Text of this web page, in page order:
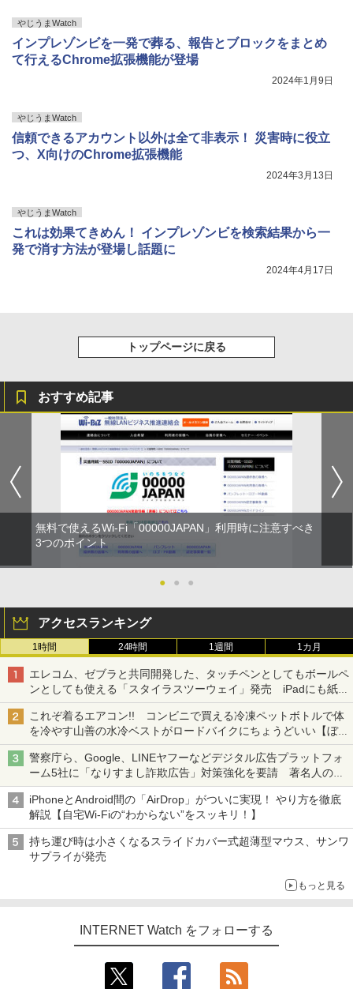
やじうまWatch
インプレゾンビを一発で葬る、報告とブロックをまとめ
て行えるChrome拡張機能が登場
2024年1月9日
やじうまWatch
信頼できるアカウント以外は全て非表示！ 災害時に役立
つ、X向けのChrome拡張機能
2024年3月13日
やじうまWatch
これは効果てきめん！ インプレゾンビを検索結果から一
発で消す方法が登場し話題に
2024年4月17日
トップページに戻る
おすすめ記事
無料で使えるWi-Fi「00000JAPAN」利用時に注意すべき
3つのポイント
● ● ●
アクセスランキング
1時間 24時間 1週間 1カ月
エレコム、ゼブラと共同開発した、タッチペンとしてもボールペ
ンとしても使える「スタイラスツーウェイ」発売 iPadにも紙に
も、持ち替えずに書き込める
これぞ着るエアコン!! コンビニで買える冷凍ペットボトルで体
を冷やす山善の水冷ベストがロードバイクにちょうどいい【ぼっ
ち・ざ・ろーど！その14】【空いた時間でなにしてる？】
警察庁ら、Google、LINEヤフーなどデジタル広告プラットフォ
ーム5社に「なりすまし詐欺広告」対策強化を要請 著名人の写
真や映像を使った投資詐欺などへの対策として
iPhoneとAndroid間の「AirDrop」がついに実現！ やり方を徹底
解説【自宅Wi-Fiの“わからない”をスッキリ！】
持ち運び時は小さくなるスライドカバー式超薄型マウス、サンワ
サプライが発売
もっと見る
INTERNET Watch をフォローする